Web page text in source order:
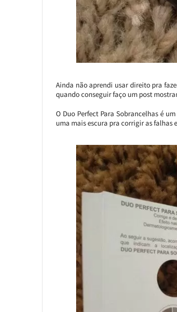
Ainda não aprendi usar direito pra
quando conseguir faço um post
O Duo Perfect Para Sobrancelhas é
uma mais escura pra corrigir as falhas